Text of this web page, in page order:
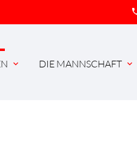
expand_more DIE MANNSCHAFT expand_more